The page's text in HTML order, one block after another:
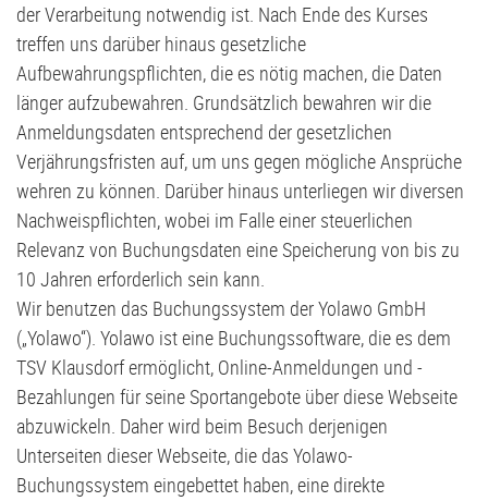
der Verarbeitung notwendig ist. Nach Ende des Kurses
treffen uns darüber hinaus gesetzliche
Aufbewahrungspflichten, die es nötig machen, die Daten
länger aufzubewahren. Grundsätzlich bewahren wir die
Anmeldungsdaten entsprechend der gesetzlichen
Verjährungsfristen auf, um uns gegen mögliche Ansprüche
wehren zu können. Darüber hinaus unterliegen wir diversen
Nachweispflichten, wobei im Falle einer steuerlichen
Relevanz von Buchungsdaten eine Speicherung von bis zu
10 Jahren erforderlich sein kann.
Wir benutzen das Buchungssystem der Yolawo GmbH
(„Yolawo“). Yolawo ist eine Buchungssoftware, die es dem
TSV Klausdorf ermöglicht, Online-Anmeldungen und -
Bezahlungen für seine Sportangebote über diese Webseite
abzuwickeln. Daher wird beim Besuch derjenigen
Unterseiten dieser Webseite, die das Yolawo-
Buchungssystem eingebettet haben, eine direkte